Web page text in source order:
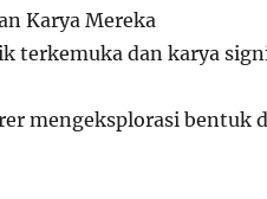
Karya Mereka
terkemuka dan karya
mengeksplorasi bentuk